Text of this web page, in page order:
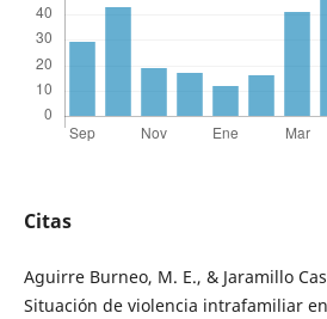
Citas
Aguirre Burneo, M. E., & Jaramillo
Situación de violencia intrafamiliar